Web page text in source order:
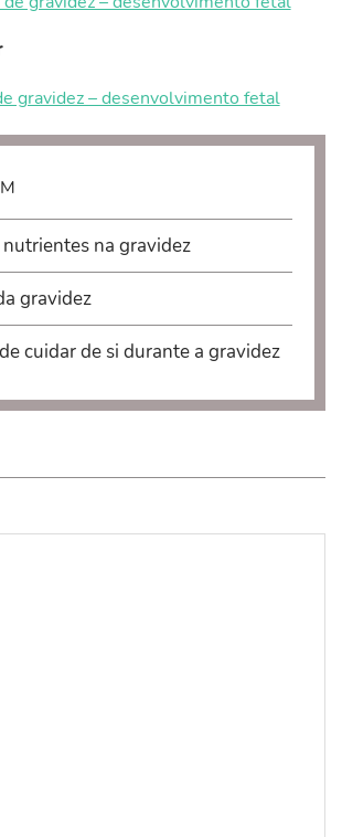
gravidez – desenvolvimento fetal
na gravidez
gravidez
cuidar de si durante a gravidez